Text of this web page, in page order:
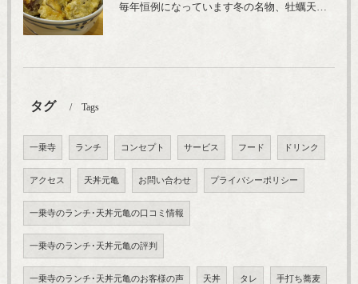
毎年恒例になっています冬の名物、牡蠣天丼が販売開始です、広島県産の大粒牡蠣を使用し天ぷらならではのカリと衣クリーミーな味わいをどうぞ
タグ Tags
一乗寺 ランチ コンセプト サービス フード ドリンク
アクセス 天丼元亀 お問い合わせ プライバシーポリシー
一乗寺のランチ･天丼元亀の口コミ情報
一乗寺のランチ･天丼元亀の評判
一乗寺のランチ･天丼元亀のお客様の声 天丼 タレ 手打ち蕎麦